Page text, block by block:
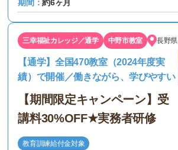
期間：約6ヶ月
三幸福祉カレッジ／通学 中野市教室 長野県
【通学】全国470教室（2024年度実
績）で開催／働きながら、学びやすい
【期間限定キャンペーン】受
講料30%OFF★実務者研修
教育訓練給付金対象